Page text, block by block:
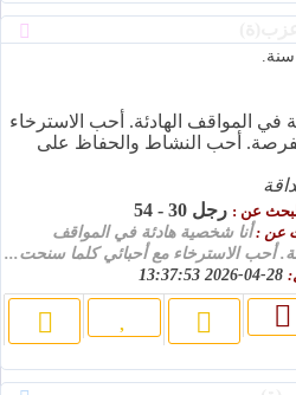
في المواقف الهادئة. أحب الاسترخاء
أحب النشاط والحفاظ على
عن : رجل 30 - 54
عن :أنا شخصية هادئة في المواقف
أحب الاسترخاء مع أحبائي كلما سنحت...